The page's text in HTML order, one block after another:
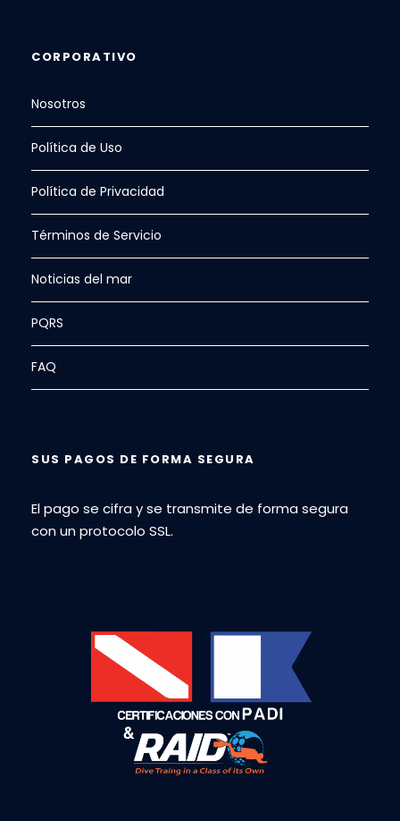
CORPORATIVO
Nosotros
Política de Uso
Política de Privacidad
Términos de Servicio
Noticias del mar
PQRS
FAQ
SUS PAGOS DE FORMA SEGURA
El pago se cifra y se transmite de forma segura
con un protocolo SSL.